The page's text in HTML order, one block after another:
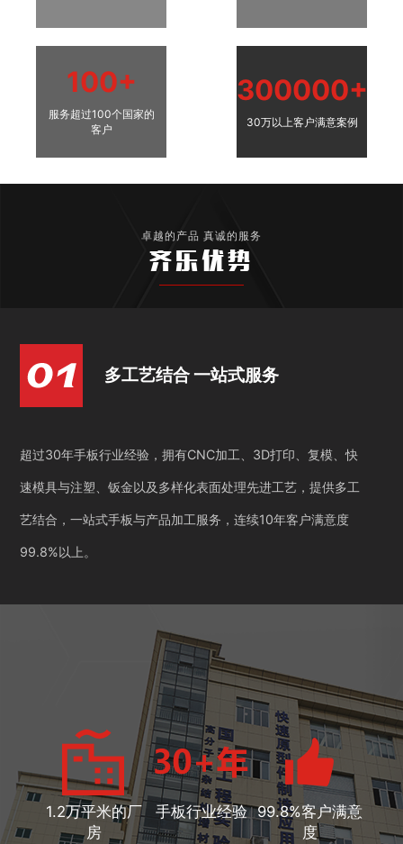
100+
服务超过100个国家的
客户
300000+
30万以上客户满意案例
卓越的产品 真诚的服务
齐乐优势
多工艺结合 一站式服务
超过30年手板行业经验，拥有CNC加工、3D打印、复模、快
速模具与注塑、钣金以及多样化表面处理先进工艺，提供多工
艺结合，一站式手板与产品加工服务，连续10年客户满意度
99.8%以上。
1.2万平米的厂
房
手板行业经验 99.8%客户满意
度